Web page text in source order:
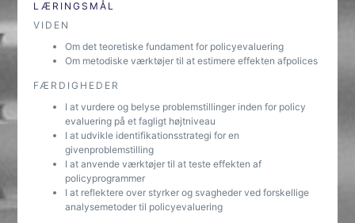
LÆRINGSMÅL
VIDEN
Om det teoretiske fundament for policyevaluering
Om metodiske værktøjer til at estimere effekten afpolices
FÆRDIGHEDER
I at vurdere og belyse problemstillinger inden for policy
evaluering på et fagligt højtniveau
I at udvikle identifikationsstrategi for en
givenproblemstilling
I at anvende værktøjer til at teste effekten af
policyprogrammer
I at reflektere over styrker og svagheder ved forskellige
analysemetoder til policyevaluering